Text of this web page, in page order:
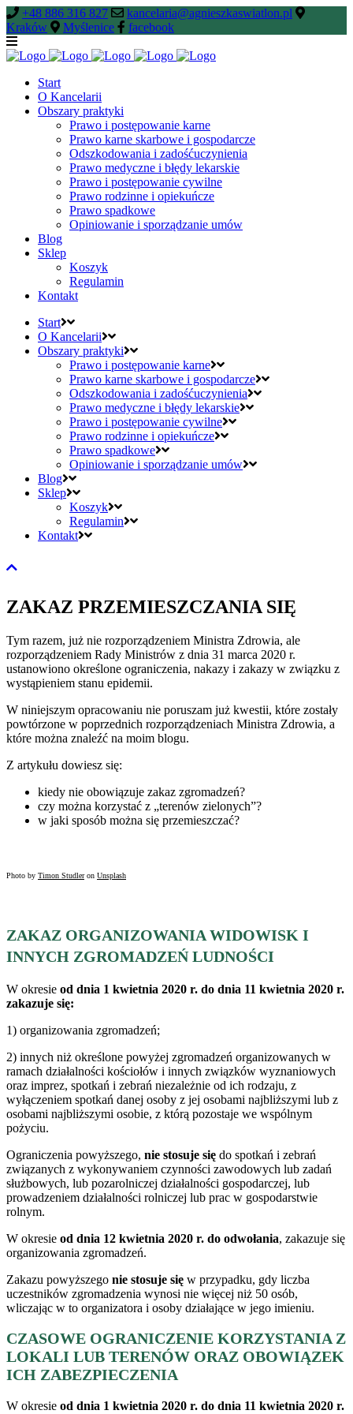
+48 886 316 827
kancelaria@agnieszkaswiatlon.pl
Kraków
Myślenice facebook
Start
O Kancelarii
Obszary praktyki
Prawo i postępowanie karne
Prawo karne skarbowe i gospodarcze
Odszkodowania i zadośćuczynienia
Prawo medyczne i błędy lekarskie
Prawo i postępowanie cywilne
Prawo rodzinne i opiekuńcze
Prawo spadkowe
Opiniowanie i sporządzanie umów
Blog
Sklep
Koszyk
Regulamin
Kontakt
Start
O Kancelarii
Obszary praktyki
Prawo i postępowanie karne
Prawo karne skarbowe i gospodarcze
Odszkodowania i zadośćuczynienia
Prawo medyczne i błędy lekarskie
Prawo i postępowanie cywilne
Prawo rodzinne i opiekuńcze
Prawo spadkowe
Opiniowanie i sporządzanie umów
Blog
Sklep
Koszyk
Regulamin
Kontakt
ZAKAZ PRZEMIESZCZANIA SIĘ
Tym razem, już nie rozporządzeniem Ministra Zdrowia, ale
rozporządzeniem Rady Ministrów z dnia 31 marca 2020 r.
ustanowiono określone ograniczenia, nakazy i zakazy w związku z
wystąpieniem stanu epidemii.
W niniejszym opracowaniu nie poruszam już kwestii, które zostały
powtórzone w poprzednich rozporządzeniach Ministra Zdrowia, a
które można znaleźć na moim blogu.
Z artykułu dowiesz się:
kiedy nie obowiązuje zakaz zgromadzeń?
czy można korzystać z „terenów zielonych”?
w jaki sposób można się przemieszczać?
Photo by Timon Studleron Unsplash
ZAKAZ ORGANIZOWANIA WIDOWISK I
INNYCH ZGROMADZEŃ LUDNOŚCI
W okresie od dnia 1 kwietnia 2020 r. do dnia 11 kwietnia 2020 r.
zakazuje się:
1) organizowania zgromadzeń;
2) innych niż określone powyżej zgromadzeń organizowanych w
ramach działalności kościołów i innych związków wyznaniowych
oraz imprez, spotkań i zebrań niezależnie od ich rodzaju, z
wyłączeniem spotkań danej osoby z jej osobami najbliższymi lub z
osobami najbliższymi osobie, z którą pozostaje we wspólnym
pożyciu.
Ograniczenia powyższego, nie stosuje się do spotkań i zebrań
związanych z wykonywaniem czynności zawodowych lub zadań
służbowych, lub pozarolniczej działalności gospodarczej, lub
prowadzeniem działalności rolniczej lub prac w gospodarstwie
rolnym.
W okresie od dnia 12 kwietnia 2020 r. do odwołania, zakazuje się
organizowania zgromadzeń.
Zakazu powyższego nie stosuje się w przypadku, gdy liczba
uczestników zgromadzenia wynosi nie więcej niż 50 osób,
wliczając w to organizatora i osoby działające w jego imieniu.
CZASOWE OGRANICZENIE KORZYSTANIA Z
LOKALI LUB TERENÓW ORAZ OBOWIĄZEK
ICH ZABEZPIECZENIA
W okresie od dnia 1 kwietnia 2020 r. do dnia 11 kwietnia 2020 r.